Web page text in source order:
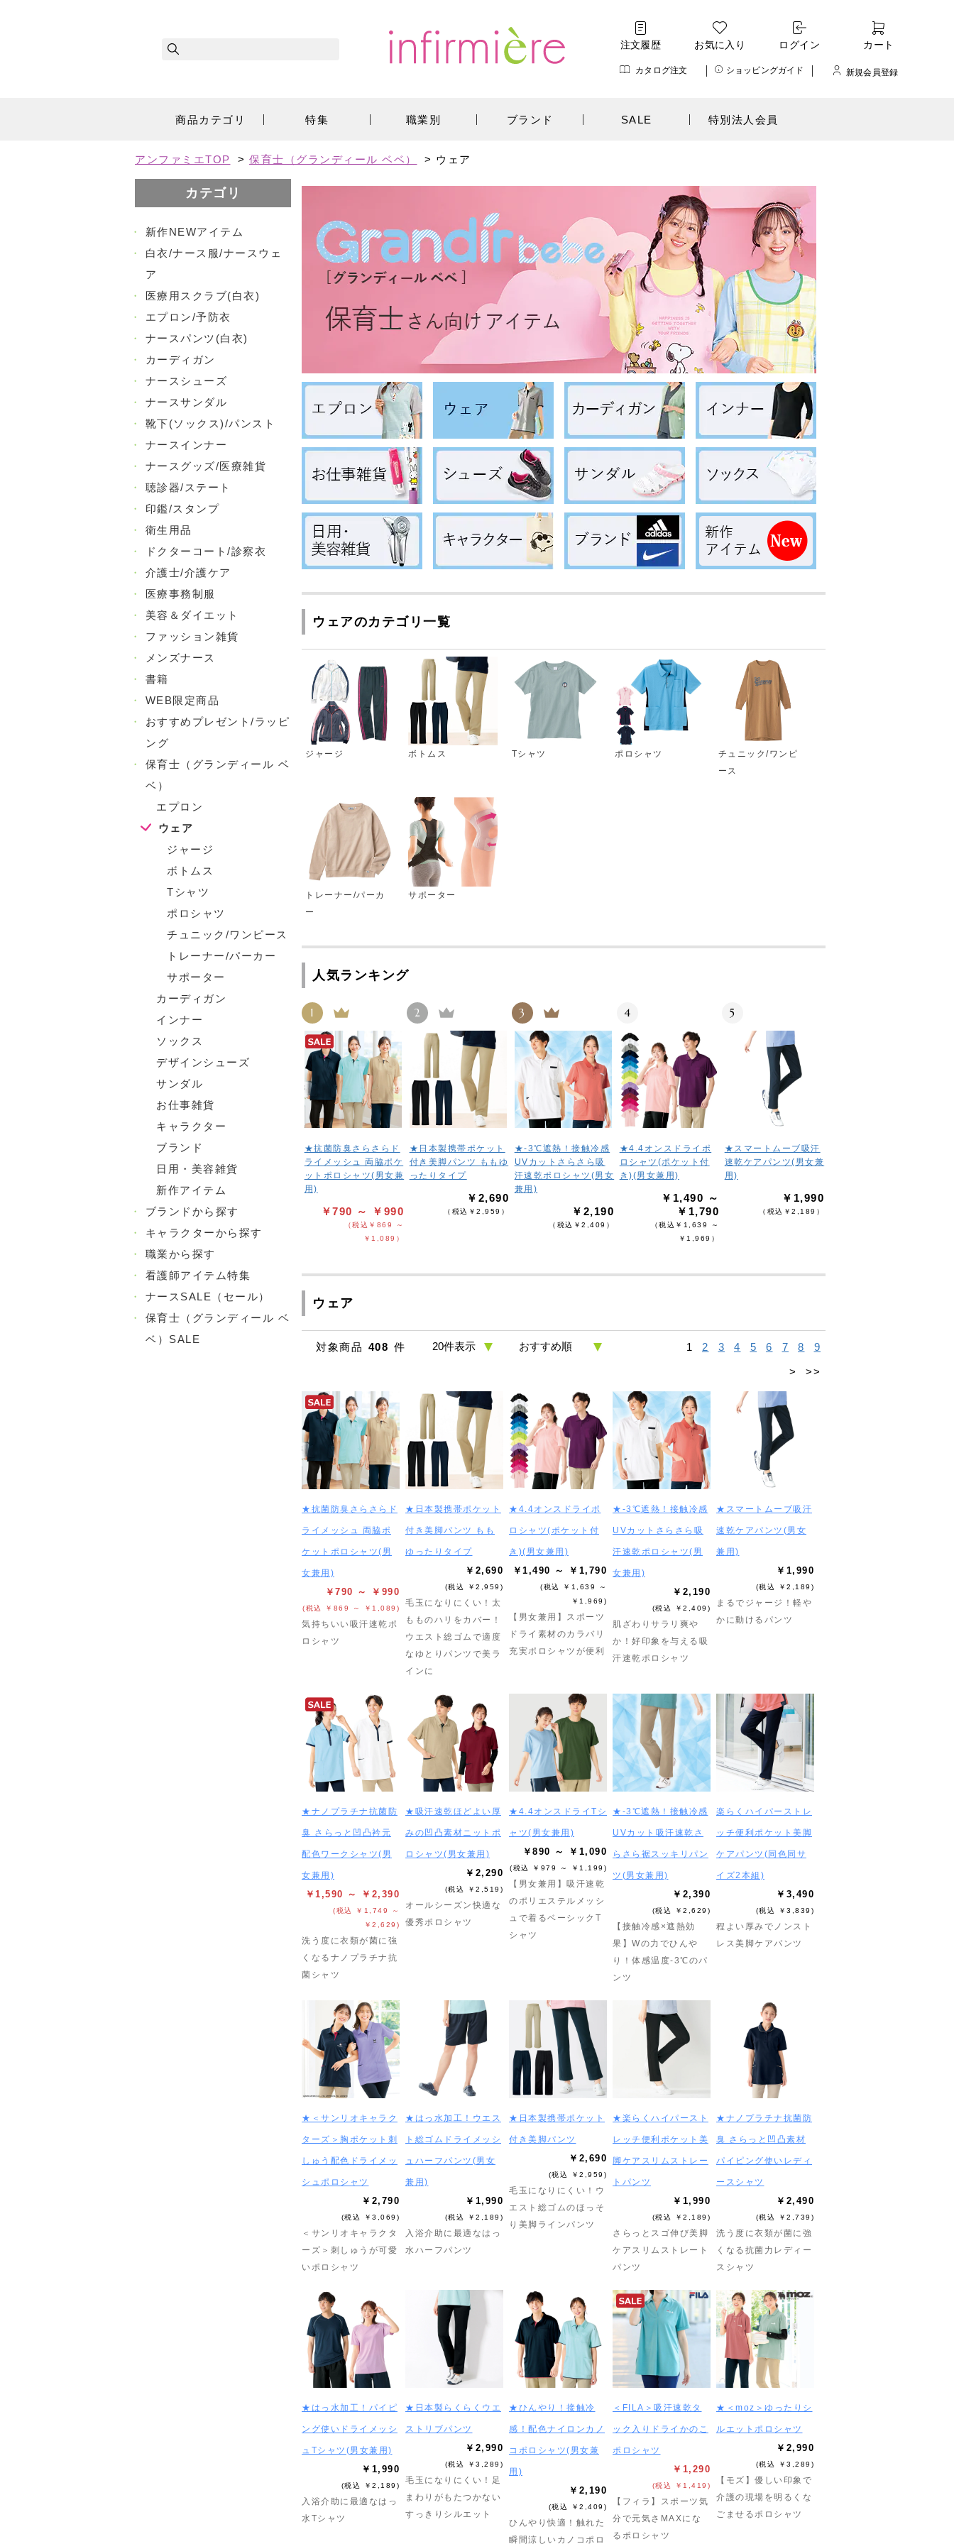
注文履歴 お気に入り ログイン カート
カタログ注文 ショッピングガイド 新規会員登録
商品カテゴリ 特集 職業別 ブランド SALE 特別法人会員
アンファミエTOP > 保育士（グランディール ベベ） > ウェア
カテゴリ
・
新作NEWアイテム
・
白衣/ナース服/ナースウェ
ア
・
医療用スクラブ(白衣)
・
エプロン/予防衣
・
ナースパンツ(白衣)
・
カーディガン
・
ナースシューズ
・
ナースサンダル
・
靴下(ソックス)/パンスト
・
ナースインナー
・
ナースグッズ/医療雑貨
・
聴診器/ステート
・
印鑑/スタンプ
・
衛生用品
・
ドクターコート/診察衣
・
介護士/介護ケア
・
医療事務制服
・
美容＆ダイエット
・
ファッション雑貨
・
メンズナース
・
書籍
・
WEB限定商品
・
おすすめプレゼント/ラッピ
ング
・
保育士（グランディール ベ
ベ）
エプロン
ウェア
ジャージ
ボトムス
Tシャツ
ポロシャツ
チュニック/ワンピース
トレーナー/パーカー
サポーター
カーディガン
インナー
ソックス
デザインシューズ
サンダル
お仕事雑貨
キャラクター
ブランド
日用・美容雑貨
新作アイテム
・
ブランドから探す
・
キャラクターから探す
・
職業から探す
・
看護師アイテム特集
・
ナースSALE（セール）
・
保育士（グランディール ベ
ベ）SALE
ウェアのカテゴリ一覧
ジャージ ボトムス Tシャツ ポロシャツ
チュニック/ワンピ
ース
トレーナー/パーカ
ー
サポーター
人気ランキング
1
★抗菌防臭さらさらド
ライメッシュ 両脇ポケ
ットポロシャツ(男女兼
用)
￥790 ～ ￥990
（税込￥869 ～
￥1,089）
2
★日本製携帯ポケット
付き美脚パンツ ももゆ
ったりタイプ
￥2,690
（税込￥2,959）
3
★-3℃遮熱！接触冷感
UVカットさらさら吸
汗速乾ポロシャツ(男女
兼用)
￥2,190
（税込￥2,409）
4
★4.4オンスドライポ
ロシャツ(ポケット付
き)(男女兼用)
￥1,490 ～
￥1,790
（税込￥1,639 ～
￥1,969）
5
★スマートムーブ吸汗
速乾ケアパンツ(男女兼
用)
￥1,990
（税込￥2,189）
ウェア
対象商品 408 件 1 2 3 4 5 6 7 8 9
> >>
★抗菌防臭さらさらド
ライメッシュ 両脇ポ
ケットポロシャツ(男
女兼用)
￥790 ～ ￥990
(税込 ￥869 ～ ￥1,089)
気持ちいい吸汗速乾ポ
ロシャツ
★日本製携帯ポケット
付き美脚パンツ もも
ゆったりタイプ
￥2,690
(税込 ￥2,959)
毛玉になりにくい！太
もものハリをカバー！
ウエスト総ゴムで適度
なゆとりパンツで美ラ
インに
★4.4オンスドライポ
ロシャツ(ポケット付
き)(男女兼用)
￥1,490 ～ ￥1,790
(税込 ￥1,639 ～
￥1,969)
【男女兼用】スポーツ
ドライ素材のカラバリ
充実ポロシャツが便利
★-3℃遮熱！接触冷感
UVカットさらさら吸
汗速乾ポロシャツ(男
女兼用)
￥2,190
(税込 ￥2,409)
肌ざわりサラリ爽や
か！好印象を与える吸
汗速乾ポロシャツ
★スマートムーブ吸汗
速乾ケアパンツ(男女
兼用)
￥1,990
(税込 ￥2,189)
まるでジャージ！軽や
かに動けるパンツ
★ナノプラチナ抗菌防
臭 さらっと凹凸衿元
配色ワークシャツ(男
女兼用)
￥1,590 ～ ￥2,390
(税込 ￥1,749 ～
￥2,629)
洗う度に衣類が菌に強
くなるナノプラチナ抗
菌シャツ
★吸汗速乾ほどよい厚
みの凹凸素材ニットポ
ロシャツ(男女兼用)
￥2,290
(税込 ￥2,519)
オールシーズン快適な
優秀ポロシャツ
★4.4オンスドライTシ
ャツ(男女兼用)
￥890 ～ ￥1,090
(税込 ￥979 ～ ￥1,199)
【男女兼用】吸汗速乾
のポリエステルメッシ
ュで着るベーシックT
シャツ
★-3℃遮熱！接触冷感
UVカット吸汗速乾さ
らさら裾スッキリパン
ツ(男女兼用)
￥2,390
(税込 ￥2,629)
【接触冷感×遮熱効
果】Wの力でひんや
り！体感温度-3℃のパ
ンツ
楽らくハイパーストレ
ッチ便利ポケット美脚
ケアパンツ(同色同サ
イズ2本組)
￥3,490
(税込 ￥3,839)
程よい厚みでノンスト
レス美脚ケアパンツ
★＜サンリオキャラク
ターズ＞胸ポケット刺
しゅう配色ドライメッ
シュポロシャツ
￥2,790
(税込 ￥3,069)
＜サンリオキャラクタ
ーズ＞刺しゅうが可愛
いポロシャツ
★はっ水加工！ウエス
ト総ゴムドライメッシ
ュハーフパンツ(男女
兼用)
￥1,990
(税込 ￥2,189)
入浴介助に最適なはっ
水ハーフパンツ
★日本製携帯ポケット
付き美脚パンツ
￥2,690
(税込 ￥2,959)
毛玉になりにくい！ウ
エスト総ゴムのほっそ
り美脚ラインパンツ
★楽らくハイパースト
レッチ便利ポケット美
脚ケアスリムストレー
トパンツ
￥1,990
(税込 ￥2,189)
さらっとスゴ伸び美脚
ケアスリムストレート
パンツ
★ナノプラチナ抗菌防
臭 さらっと凹凸素材
パイピング使いレディ
ースシャツ
￥2,490
(税込 ￥2,739)
洗う度に衣類が菌に強
くなる抗菌力レディー
スシャツ
★はっ水加工！パイピ
ング使いドライメッシ
ュTシャツ(男女兼用)
￥1,990
(税込 ￥2,189)
入浴介助に最適なはっ
水Tシャツ
★日本製らくらくウエ
ストリブパンツ
￥2,990
(税込 ￥3,289)
毛玉になりにくい！足
まわりがもたつかない
すっきりシルエット
★ひんやり！接触冷
感！配色ナイロンカノ
コポロシャツ(男女兼
用)
￥2,190
(税込 ￥2,409)
ひんやり快適！触れた
瞬間涼しいカノコポロ
＜FILA＞吸汗速乾タ
ック入りドライかのこ
ポロシャツ
￥1,290
(税込 ￥1,419)
【フィラ】スポーツ気
分で元気さMAXにな
るポロシャツ
★＜moz＞ゆったりシ
ルエットポロシャツ
￥2,990
(税込 ￥3,289)
【モズ】優しい印象で
介護の現場を明るくな
ごませるポロシャツ